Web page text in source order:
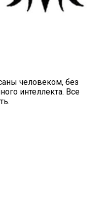
человеком, без
интеллекта. Все